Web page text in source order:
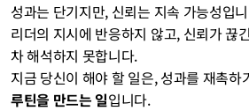
성과는 단기지만, 신뢰는 지속 가능성입
리더의 지시에 반응하지 않고, 신뢰가 끊
차 해석하지 못합니다.
루틴을 만드는 일입니다.